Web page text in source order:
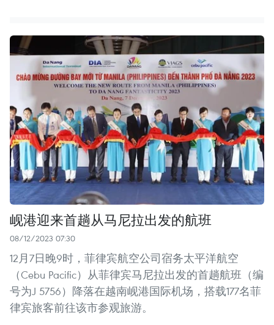
岘港迎来首趟从马尼拉出发的航班
08/12/2023 07:30
12月7日晚9时，菲律宾航空公司宿务太平洋航空
（Cebu Pacific）从菲律宾马尼拉出发的首趟航班（编
号为J 5756）降落在越南岘港国际机场，搭载177名菲
律宾旅客前往该市参观旅游。